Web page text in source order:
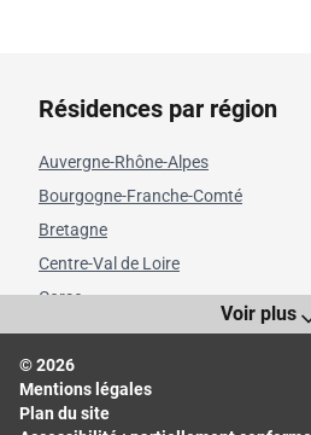
Résidences par région
Auvergne-Rhône-Alpes
Bourgogne-Franche-Comté
Bretagne
Centre-Val de Loire
Corse
Grand Est
Hauts-de-France
Île-de-France
Voir plus
© 2026
Mentions légales
Plan du site